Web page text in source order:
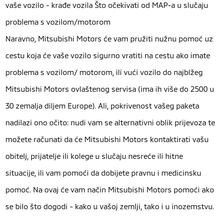
vaše vozilo - krađe vozila Što očekivati od MAP-a u slučaju
problema s vozilom/motorom
Naravno, Mitsubishi Motors će vam pružiti nužnu pomoć uz
cestu koja će vaše vozilo sigurno vratiti na cestu ako imate
problema s vozilom/ motorom, ili vući vozilo do najblžeg
Mitsubishi Motors ovlaštenog servisa (ima ih više do 2500 u
30 zemalja diljem Europe). Ali, pokrivenost vašeg paketa
nadilazi ono očito: nudi vam se alternativni oblik prijevoza te
možete računati da će Mitsubishi Motors kontaktirati vašu
obitelj, prijatelje ili kolege u slučaju nesreće ili hitne
situacije, ili vam pomoći da dobijete pravnu i medicinsku
pomoć. Na ovaj će vam način Mitsubishi Motors pomoći ako
se bilo što dogodi - kako u vašoj zemlji, tako i u inozemstvu.